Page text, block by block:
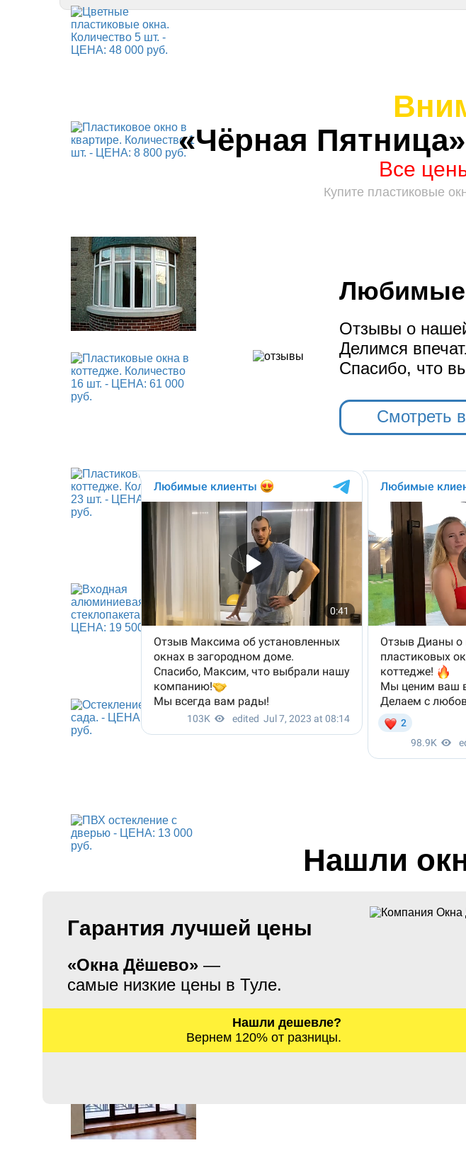
«Чёрная
Все
Купите пластиковые
Любимые
Отзывы о
Делимся
Спасибо, что
Смотреть
Нашли
Гарантия лучшей цены
«Окна Дёшево» —
самые низкие цены в Туле.
Нашли дешевле?
Вернем 120% от разницы.